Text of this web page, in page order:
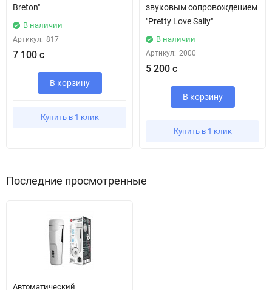
Breton"
В наличии
Артикул: 817
7 100 с
В корзину
Купить в 1 клик
звуковым сопровождением
"Pretty Love Sally"
В наличии
Артикул: 2000
5 200 с
В корзину
Купить в 1 клик
Последние просмотренные
Автоматический